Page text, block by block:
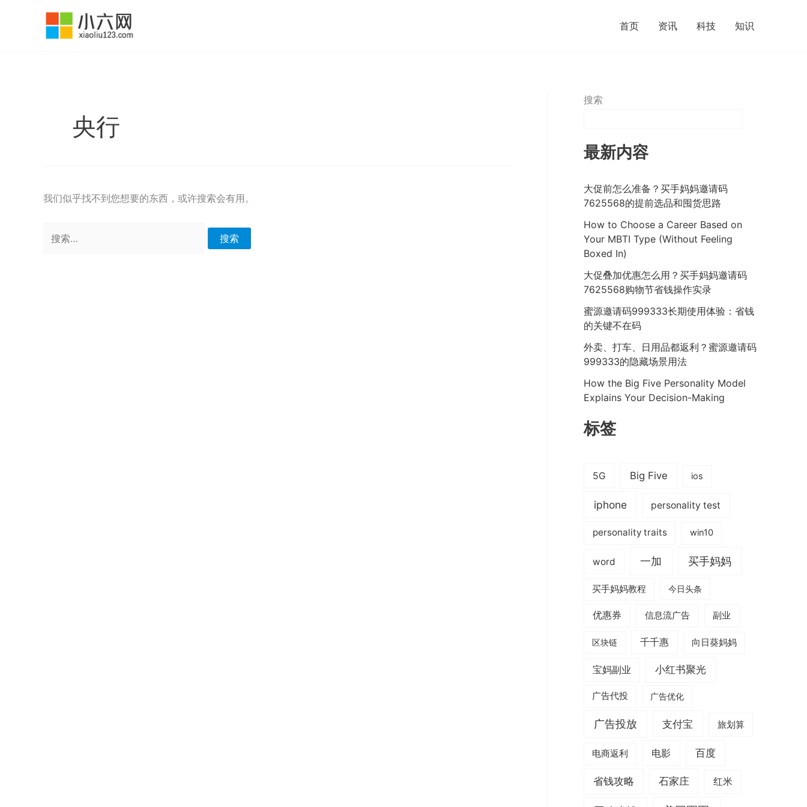
首页 资讯 科技 知识
央行
我们似乎找不到您想要的东西，或许搜索会有用。
索：
搜索
最新内容
大促前怎么准备？买手妈妈邀请码
7625568的提前选品和囤货思路
How to Choose a Career Based on
Your MBTI Type (Without Feeling
Boxed In)
大促叠加优惠怎么用？买手妈妈邀请码
7625568购物节省钱操作实录
蜜源邀请码999333长期使用体验：省钱
的关键不在码
外卖、打车、日用品都返利？蜜源邀请码
999333的隐藏场景用法
How the Big Five Personality Model
Explains Your Decision-Making
标签
5G Big Five ios
iphone personality test
personality traits win10
word 一加 买手妈妈
买手妈妈教程 今日头条
优惠券 信息流广告 副业
区块链 千千惠 向日葵妈妈
宝妈副业 小红书聚光
广告代投 广告优化
广告投放 支付宝 旅划算
电商返利 电影 百度
省钱攻略 石家庄 红米